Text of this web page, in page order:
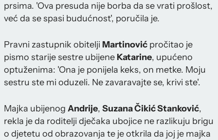
prsima. 'Ova presuda nije borba da se vrati prošlost,
već da se spasi budućnost', poručila je.
Pravni zastupnik obitelji Martinović pročitao je
pismo starije sestre ubijene Katarine, upućeno
optuženima: 'Ona je ponijela keks, on metke. Moju
sestru ste mi oduzeli. Ne zavaravajte se, krivi ste'.
Majka ubijenog Andrije, Suzana Čikić Stanković,
rekla je da roditelji dječaka ubojice ne razlikuju brigu
o djetetu od obrazovanja te je otkrila da joj je majka